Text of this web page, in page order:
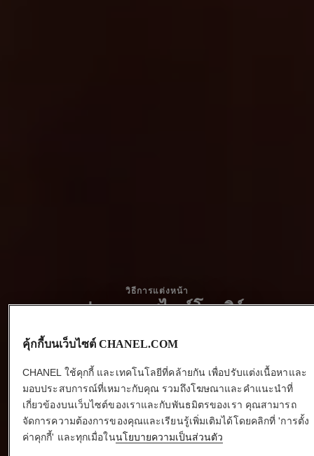
วิธีการแต่งหน้า
ลุคปากแดงสไตล์โมเดิร์น
คุ้กกี้บนเว็บไซต์ CHANEL.COM
CHANEL ใช้คุกกี้ และเทคโนโลยีที่คล้ายกัน เพื่อปรับแต่งเนื้อหาและ
มอบประสบการณ์ที่เหมาะกับคุณ รวมถึงโฆษณาและคำแนะนำที่
เกี่ยวข้องบนเว็บไซต์ของเราและกับพันธมิตรของเรา คุณสามารถ
จัดการความต้องการของคุณและเรียนรู้เพิ่มเติมได้โดยคลิกที่ 'การตั้ง
ค่าคุกกี้' และทุกเมื่อในนโยบายความเป็นส่วนตัว